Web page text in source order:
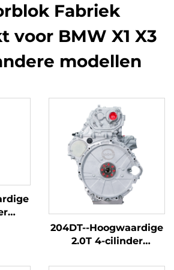
Fabriek
voor BMW X1 X3
modellen
204DT--Hoogwaardige
2.0T 4-cilinder
fabrieksmatig